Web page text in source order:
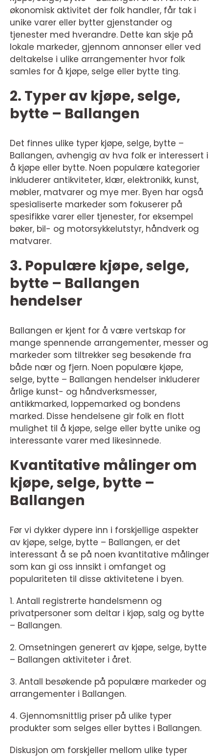
økonomisk aktivitet der folk handler, får tak i
unike varer eller bytter gjenstander og
tjenester med hverandre. Dette kan skje på
lokale markeder, gjennom annonser eller ved
deltakelse i ulike arrangementer hvor folk
samles for å kjøpe, selge eller bytte ting.
2. Typer av kjøpe, selge,
bytte – Ballangen
Det finnes ulike typer kjøpe, selge, bytte –
Ballangen, avhengig av hva folk er interessert i
å kjøpe eller bytte. Noen populære kategorier
inkluderer antikviteter, klær, elektronikk, kunst,
møbler, matvarer og mye mer. Byen har også
spesialiserte markeder som fokuserer på
spesifikke varer eller tjenester, for eksempel
bøker, bil- og motorsykkelutstyr, håndverk og
matvarer.
3. Populære kjøpe, selge,
bytte – Ballangen
hendelser
Ballangen er kjent for å være vertskap for
mange spennende arrangementer, messer og
markeder som tiltrekker seg besøkende fra
både nær og fjern. Noen populære kjøpe,
selge, bytte – Ballangen hendelser inkluderer
årlige kunst- og håndverksmesser,
antikkmarked, loppemarked og bondens
marked. Disse hendelsene gir folk en flott
mulighet til å kjøpe, selge eller bytte unike og
interessante varer med likesinnede.
Kvantitative målinger om
kjøpe, selge, bytte –
Ballangen
Før vi dykker dypere inn i forskjellige aspekter
av kjøpe, selge, bytte – Ballangen, er det
interessant å se på noen kvantitative målinger
som kan gi oss innsikt i omfanget og
populariteten til disse aktivitetene i byen.
1. Antall registrerte handelsmenn og
privatpersoner som deltar i kjøp, salg og bytte
– Ballangen.
2. Omsetningen generert av kjøpe, selge, bytte
– Ballangen aktiviteter i året.
3. Antall besøkende på populære markeder og
arrangementer i Ballangen.
4. Gjennomsnittlig priser på ulike typer
produkter som selges eller byttes i Ballangen.
Diskusjon om forskjeller mellom ulike typer